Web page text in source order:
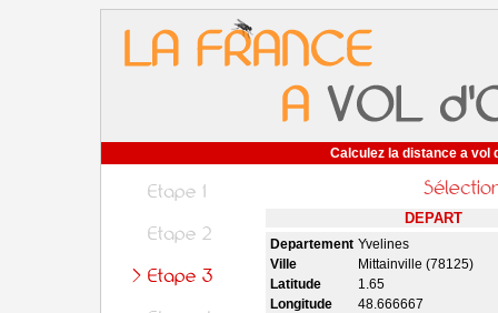
Calculez la distance a vol
DEPART
Departement Yvelines
Ville
Mittainville (78125)
Latitude
1.65
Longitude
48.666667